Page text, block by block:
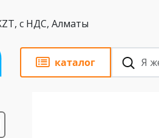
KZT, с НДС, Алматы
каталог